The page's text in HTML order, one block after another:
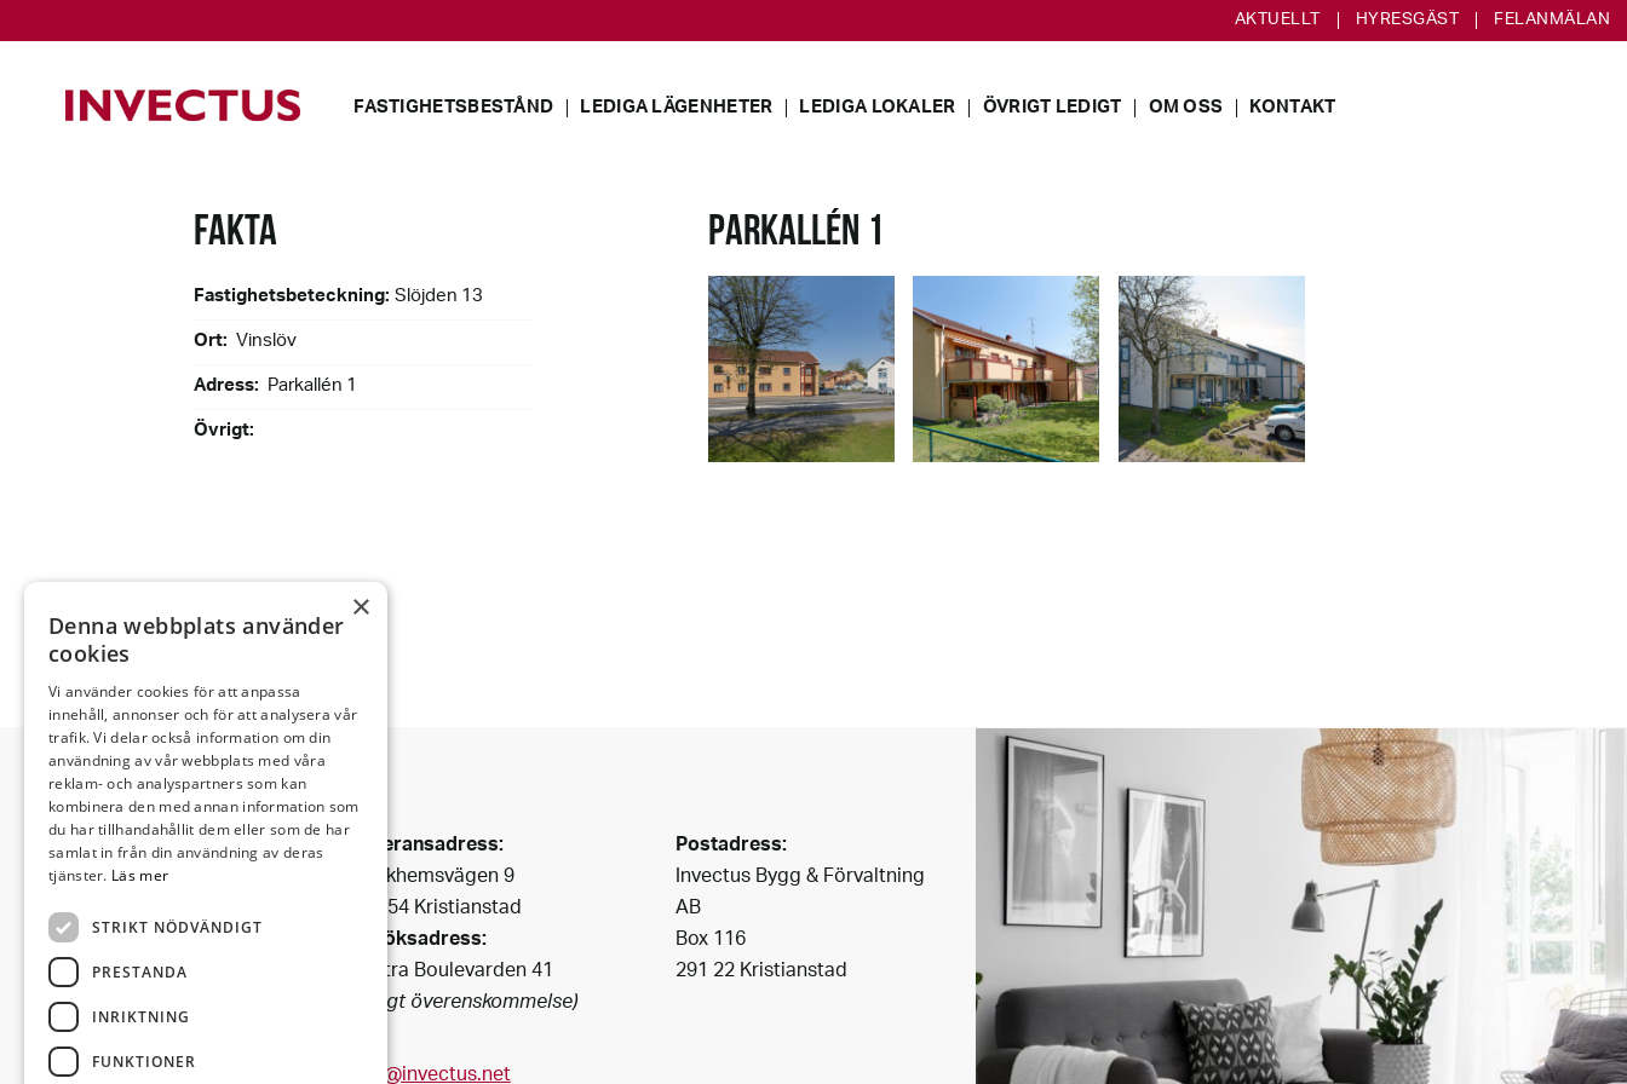
AKTUELLT HYRESGÄST FELANMÄLAN
FASTIGHETSBESTÅND LEDIGA LÄGENHETER LEDIGA LOKALER ÖVRIGT LEDIGT OM OSS KONTAKT
FAKTA
Fastighetsbeteckning:Slöjden 13
Ort: Vinslöv
Adress: Parkallén 1
Övrigt:
PARKALLÉN 1
Invectus är ett
Bygg & Fastighetsbolag
som har funnits i Kristianstad
sedan 1990.
Vi förvaltar fastigheter i
centrala
Kristianstad och i dess fina
omgivning.
Leveransadress:
Björkhemsvägen 9
291 54 Kristianstad
Besöksadress:
Västra Boulevarden 41
(enligt överenskommelse)
info@invectus.net
Postadress:
Invectus Bygg & Förvaltning
AB
Box 116
291 22 Kristianstad
×
Denna webbplats använder
cookies
Vi använder cookies för att anpassa
innehåll, annonser och för att analysera vår
trafik. Vi delar också information om din
användning av vår webbplats med våra
reklam- och analyspartners som kan
kombinera den med annan information som
du har tillhandahållit dem eller som de har
samlat in från din användning av deras
tjänster. Läs mer
STRIKT NÖDVÄNDIGT
PRESTANDA
INRIKTNING
FUNKTIONER